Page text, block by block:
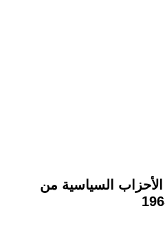
السياسية من